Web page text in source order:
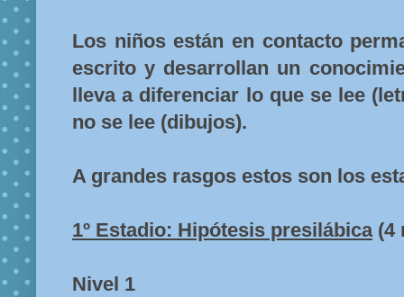
Los niños están en contacto
escrito y desarrollan un
lleva a diferenciar lo que se lee
no se lee (dibujos).
A grandes rasgos estos son los
1º Estadio: Hipótesis presilábica(4
Nivel 1